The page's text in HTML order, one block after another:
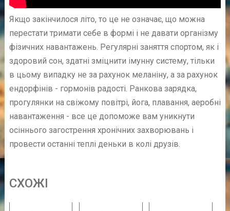
Якщо закінчилося літо, то це не означає, що можна
перестати тримати себе в формі і не давати організму
фізичних навантажень. Регулярні заняття спортом, як і
здоровий сон, здатні зміцнити імунну систему, тільки
в цьому випадку не за рахунок меланіну, а за рахунок
ендорфінів - гормонів радості. Ранкова зарядка,
прогулянки на свіжому повітрі, йога, плавання, аеробні
навантаження - все це допоможе вам уникнути
осіннього загострення хронічних захворювань і
провести останні теплі деньки в колі друзів.
СХОЖІ